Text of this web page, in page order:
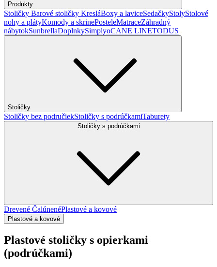
Produkty
Stoličky Barové stoličky KresláBoxy a laviceSedačkyStolyStolové
nohy a plátyKomody a skrinePosteleMatraceZáhradný
nábytokSunbrellaDoplnkySimplyoCANE LINETODUS
Stoličky
Stoličky bez područiekStoličky s podrúčkamiTaburety
Stoličky s podrúčkami
Drevené ČalúnenéPlastové a kovové
Plastové a kovové
Plastové stoličky s opierkami
(podrúčkami)